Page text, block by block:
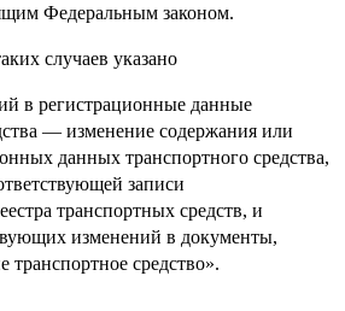
Федеральным законом.
случаев указано
в регистрационные данные
— изменение содержания или
данных транспортного средства,
записи
транспортных средств, и
изменений в документы,
средство».